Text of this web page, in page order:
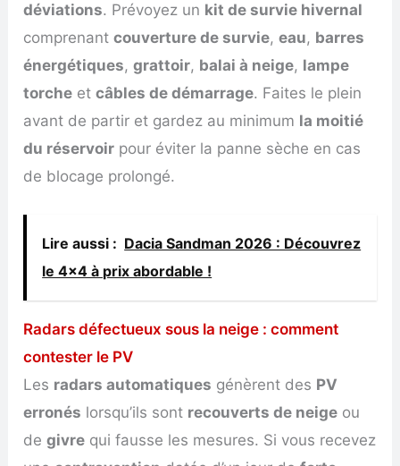
déviations. Prévoyez un kit de survie hivernal
comprenantcouverture de survie,eau, barres
énergétiques,grattoir, balai à neige, lampe
torche etcâbles de démarrage. Faites le plein
avant de partir et gardez au minimum la moitié
du réservoir pour éviter la panne sèche en cas
de blocage prolongé.
Lire aussi : Dacia Sandman 2026 : Découvrez
le 4x4 à prix abordable !
Radars défectueux sous la neige : comment
contester le PV
Les radars automatiques génèrent des PV
erronés lorsqu’ils sont recouverts de neige ou
degivre qui fausse les mesures. Si vous recevez